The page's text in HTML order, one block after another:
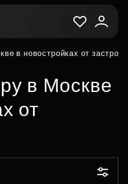
в новостройках от
в Москве
от